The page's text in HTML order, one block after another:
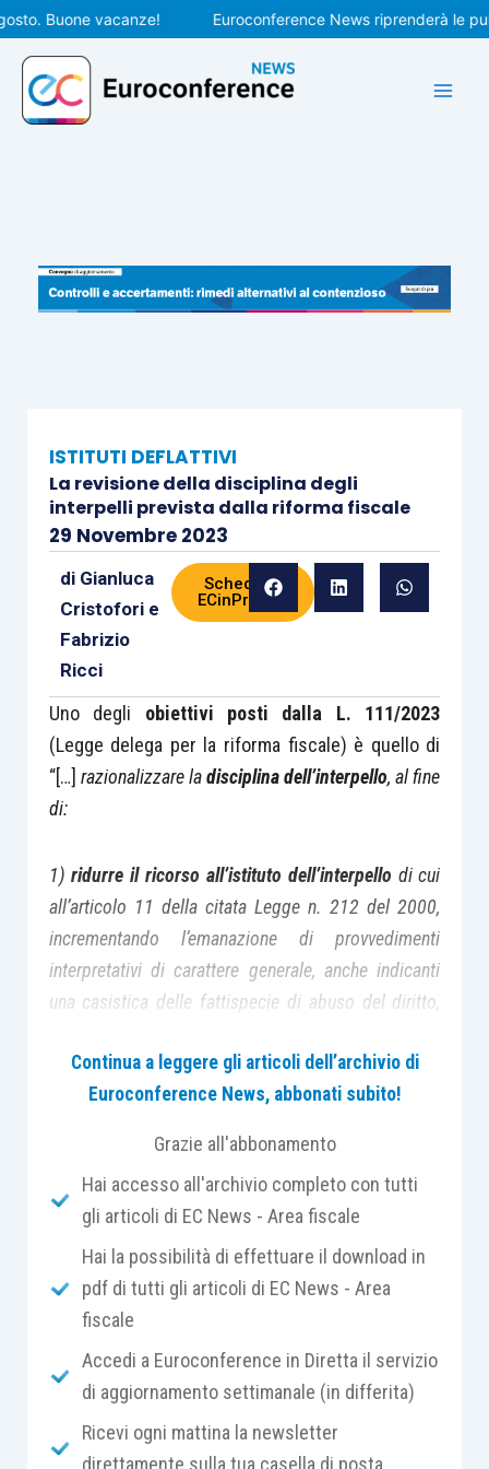
Vai
al
contenuto
Buone vacanze! Euroconference News riprenderà le
ISTITUTI DEFLATTIVI
La revisione della disciplina degli
interpelli prevista dalla riforma fiscale
29 Novembre 2023
di Gianluca
Cristoforie
Fabrizio
Ricci
Scheda di
ECinPratica
Uno degli obiettivi posti dalla L. 111/2023
(Legge delega per la riforma fiscale) è quello di
“[…] razionalizzare ladisciplina dell’interpello, al fine
di:
1)ridurre il ricorso all’istituto dell’interpello di cui
all’articolo 11 della citata Legge n. 212 del 2000,
incrementando l’emanazione di provvedimenti
interpretativi di carattere generale, anche indicanti
una casistica delle fattispecie di abuso del diritto,
ordini professionali, con le associazioni di categoria
e con gli altri enti esponenziali di interessi collettivi
rafforzare il divieto di presentazione di istanze
di interpello, riservandone l’ammissibilità alle sole
questioni che non trovano soluzione in documenti
interpretativi già emanati;
3) subordinare, per le persone fisiche e i
contribuenti di minori dimensioni,
della procedura di interpello
alle sole ipotesi in cui
Continua a leggere gli articoli dell’archivio di
Euroconference News, abbonati subito!
Grazie all'abbonamento
Hai accesso all'archivio completo con tutti
gli articoli di EC News - Area fiscale
Hai la possibilità di effettuare il download in
pdf di tutti gli articoli di EC News - Area
fiscale
Accedi a Euroconference in Diretta il servizio
di aggiornamento settimanale (in differita)
Ricevi ogni mattina la newsletter
direttamente sulla tua casella di posta